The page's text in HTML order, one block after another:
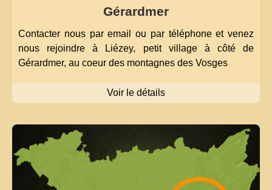
Gérardmer
Contacter nous par email ou par téléphone et venez
nous rejoindre à Liézey, petit village à côté de
Gérardmer, au coeur des montagnes des Vosges
Voir le détails